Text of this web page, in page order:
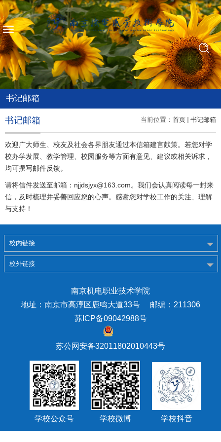
书记邮箱
当前位置： 首页 书记邮箱
书记邮箱
欢迎广大师生、校友及社会各界朋友通过本信箱建言献策。若您对学
校办学发展、教学管理、校园服务等方面有意见、建议或相关诉求，
均可撰写邮件反馈。
请将信件发送至邮箱：njjdsjyx@163.com。我们会认真阅读每一封来
信，及时梳理并妥善回应您的心声。感谢您对学校工作的关注、理解
与支持！
校内链接
校外链接
南京机电职业技术学院
地址：南京市高淳区鹿鸣大道33号 邮编：211306
苏ICP备09042988号
苏公网安备32011802010443号
学校公众号 学校微博 学校抖音